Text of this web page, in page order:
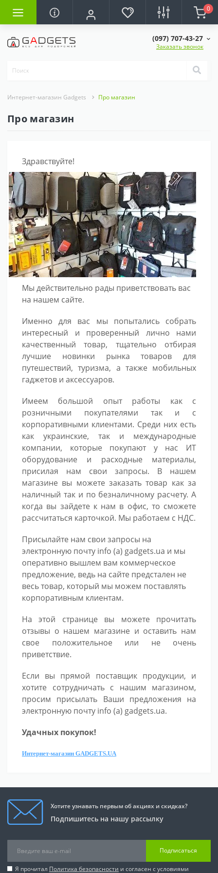
0
(097) 707-43-27
Заказать звонок
Интернет-магазин Gadgets Про магазин
Про магазин
Здравствуйте!
Мы действительно рады приветствовать вас
на нашем сайте.
Именно для вас мы попытались собрать
интересный и проверенный лично нами
качественный товар, тщательно отбирая
лучшие новинки рынка товаров для
путешествий, туризма, а также мобильных
гаджетов и аксессуаров.
Имеем большой опыт работы как с
розничными покупателями так и с
корпоративными клиентами. Среди них есть
как украинские, так и международные
компании, которые покупают у нас ИТ
оборудование и расходные материалы,
присилая нам свои запросы. В нашем
магазине вы можете заказать товар как за
наличный так и по безналичному расчету. А
когда вы зайдете к нам в офис, то сможете
рассчитаться карточкой. Мы работаем с НДС.
Присылайте нам свои запросы на
электронную почту info (а) gadgets.ua и мы
оперативно вышлем вам коммерческое
предложение, ведь на сайте предстален не
весь товар, который мы можем поставлять
корпоративным клиентам.
На этой странице вы можете прочитать
отзывы о нашем магазине и оставить нам
свое положительное или не очень
приветствие.
Если вы прямой поставщик продукции, и
хотите сотрудничать с нашим магазином,
просим присылать Ваши предложения на
электронную почту info (а) gadgets.ua.
Удачных покупок!
Интернет-магазин GADGETS.UA
Хотите узнавать первым об акциях и скидках?
Подпишитесь на нашу рассылку
Подписаться
Я прочитал Политика безопасности и согласен с условиями